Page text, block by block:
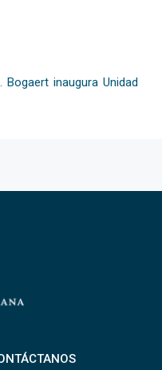
inaugura Unidad